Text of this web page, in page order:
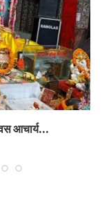
आचार्य...